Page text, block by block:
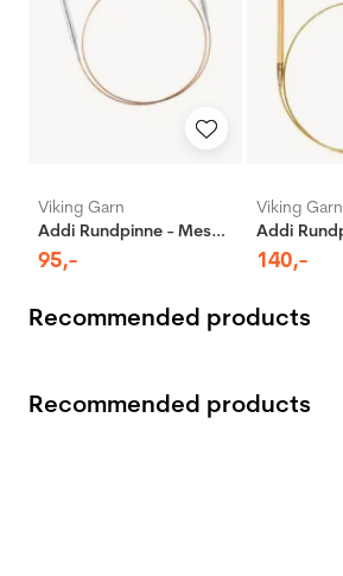
Viking Garn
Addi Rundpinne - Messing
95,-
Viking Garn
140,-
Recommended products
Recommended products